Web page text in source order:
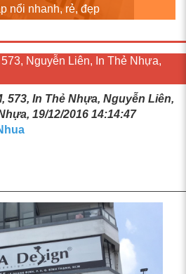
nổi nhanh, rẻ, đẹp
Nguyễn Liên, In Thẻ Nhựa,
573, In Thẻ Nhựa, Nguyễn Liên,
19/12/2016 14:14:47